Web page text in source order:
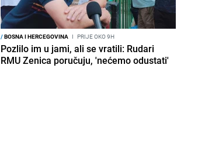
/BOSNA I HERCEGOVINA I PRIJE OKO 9H
Pozlilo im u jami, ali se vratili: Rudari
RMU Zenica poručuju, 'nećemo odustati'